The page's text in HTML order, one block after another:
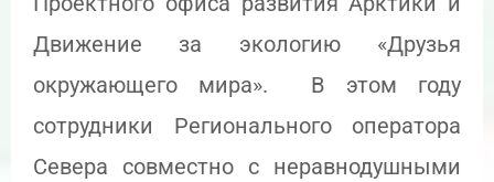
Движение за экологию «Друзья
окружающего мира». В этом году
сотрудники Регионального оператора
Севера совместно с неравнодушными